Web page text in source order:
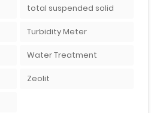
total suspended solid
Turbidity Meter
Water Treatment
Zeolit